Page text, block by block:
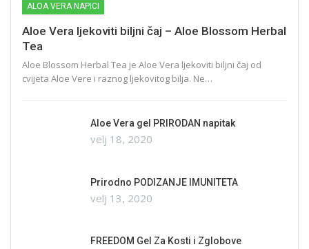
ALOA VERA NAPICI
Aloe Vera ljekoviti biljni čaj – Aloe Blossom Herbal
Tea
Aloe Blossom Herbal Tea je Aloe Vera ljekoviti biljni čaj od
cvijeta Aloe Vere i raznog ljekovitog bilja. Ne…
Aloe Vera gel PRIRODAN napitak
velj 18, 2020
Prirodno PODIZANJE IMUNITETA
velj 13, 2020
FREEDOM Gel Za Kosti i Zglobove